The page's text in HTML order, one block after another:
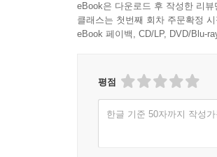
eBook은 다운로드 후 작성한 리
클래스는 첫번째 회차 주문확정
eBook 페이백, CD/LP, DVD/Blu-
평점
한글 기준 50자까지 작성가